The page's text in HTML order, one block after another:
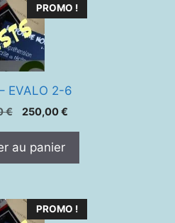
PROMO !
EVALO 2-6
€
Le
était :
250,00€Le
au panier
PROMO !